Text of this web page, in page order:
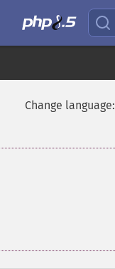
Change language: